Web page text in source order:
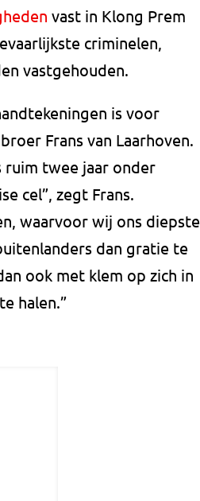
vast in Klong Prem
criminelen,
vastgehouden.
is voor
Frans van Laarhoven.
ruim twee jaar onder
cel”, zegt Frans.
waarvoor wij ons diepste
dan gratie te
ook met klem op zich in
halen.”